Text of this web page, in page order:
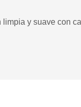
y suave con